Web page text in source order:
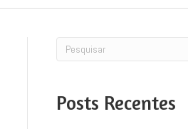
Posts Recentes